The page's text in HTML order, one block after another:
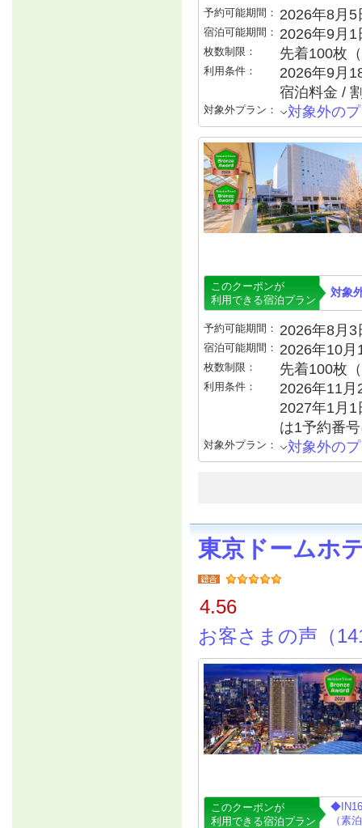
予約可能期間： 2026年8月
宿泊可能期間： 2026年9月
枚数制限： 先着100枚
利用条件：
2026年9月
宿泊料金 /
対象外プラン： 対象外の
このクーポンが
利用できる宿泊プラン
対象
予約可能期間： 2026年8月
宿泊可能期間： 2026年10
枚数制限： 先着100枚
利用条件：
2026年11
2027年1月
は1予約番
対象外プラン： 対象外の
東京ドームホ
4.56
お客さまの声（
このクーポンが
利用できる宿泊プラン
◆IN16
（素